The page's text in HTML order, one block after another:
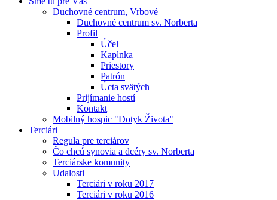
Duchovné centrum, Vrbové
Duchovné centrum sv. Norberta
Profil
Účel
Kaplnka
Priestory
Patrón
Úcta svätých
Prijímanie hostí
Kontakt
Mobilný hospic "Dotyk Života"
Terciári
Regula pre terciárov
Čo chcú synovia a dcéry sv. Norberta
Terciárske komunity
Udalosti
Terciári v roku 2017
Terciári v roku 2016